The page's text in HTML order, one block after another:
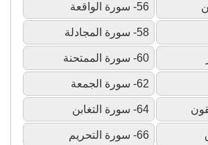
56- سورة الواقعة
58- سورة المجادلة
60- سورة الممتحنة
62- سورة الجمعة
64- سورة التغابن
66- سورة التحريم